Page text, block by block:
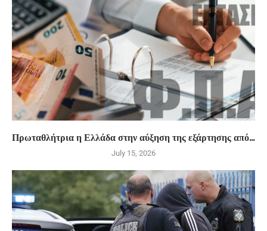
Πρωταθλήτρια η Ελλάδα στην αύξηση της εξάρτησης από...
July 15, 2026